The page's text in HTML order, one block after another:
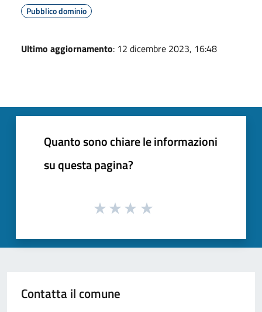
Pubblico dominio
Ultimo aggiornamento: 12 dicembre 2023, 16:48
Quanto sono chiare le informazioni
su questa pagina?
Contatta il comune